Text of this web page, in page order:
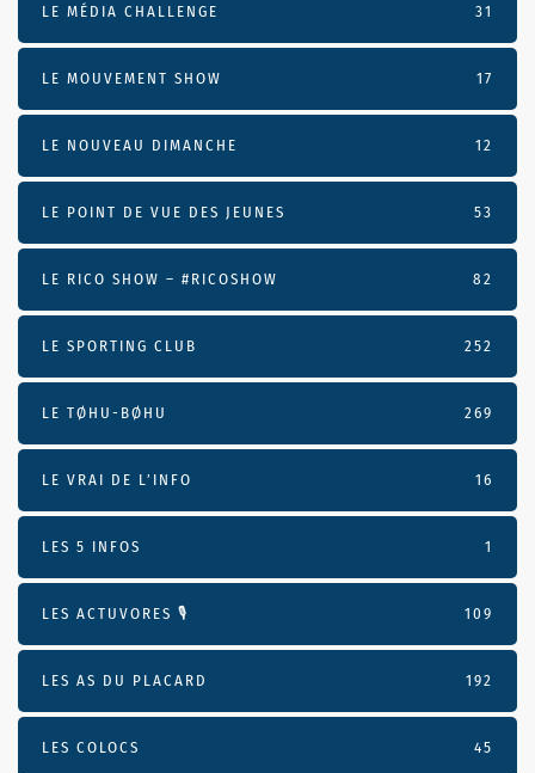
LE MÉDIA CHALLENGE 31
LE MOUVEMENT SHOW 17
LE NOUVEAU DIMANCHE 12
LE POINT DE VUE DES JEUNES 53
LE RICO SHOW – #RICOSHOW 82
LE SPORTING CLUB 252
LE TØHU-BØHU 269
LE VRAI DE L’INFO 16
LES 5 INFOS 1
LES ACTUVORES 🎙 109
LES AS DU PLACARD 192
LES COLOCS 45